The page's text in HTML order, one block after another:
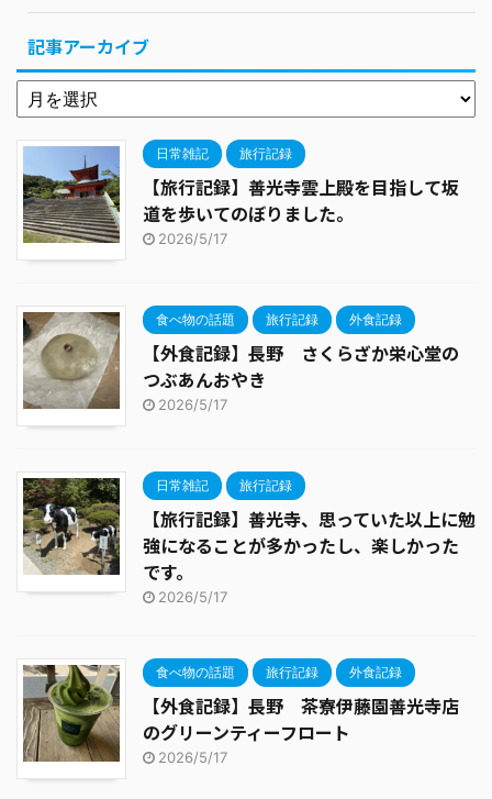
記事アーカイブ
日常雑記 旅行記録
【旅行記録】善光寺雲上殿を目指して坂
道を歩いてのぼりました。
2026/5/17
食べ物の話題 旅行記録 外食記録
【外食記録】長野 さくらざか栄心堂の
つぶあんおやき
2026/5/17
日常雑記 旅行記録
【旅行記録】善光寺、思っていた以上に勉
強になることが多かったし、楽しかった
です。
2026/5/17
食べ物の話題 旅行記録 外食記録
【外食記録】長野 茶寮伊藤園善光寺店
のグリーンティーフロート
2026/5/17